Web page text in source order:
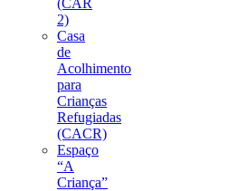
2)
Casa
de
Acolhimento
para
Crianças
Refugiadas
(CACR)
Espaço
“A
Criança”